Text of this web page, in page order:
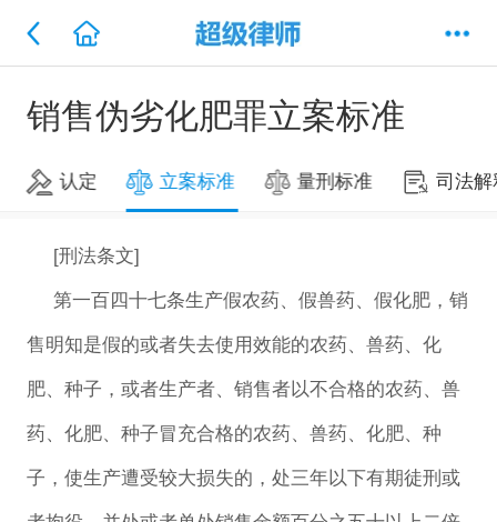
销售伪劣化肥罪立案标准
认定 立案标准 量刑标准 司法解
[刑法条文]
第一百四十七条生产假农药、假兽药、假化肥，销
售明知是假的或者失去使用效能的农药、兽药、化
肥、种子，或者生产者、销售者以不合格的农药、兽
药、化肥、种子冒充合格的农药、兽药、化肥、种
子，使生产遭受较大损失的，处三年以下有期徒刑或